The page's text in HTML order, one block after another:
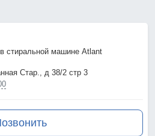
стиральной машине Atlant
Стар., д 38/2 стр 3